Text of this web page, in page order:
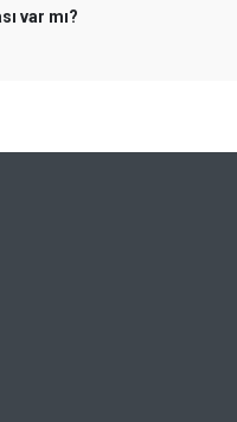
var mı?